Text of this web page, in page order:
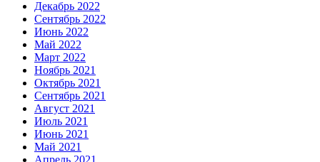
Декабрь 2022
Сентябрь 2022
Июнь 2022
Май 2022
Март 2022
Ноябрь 2021
Октябрь 2021
Сентябрь 2021
Август 2021
Июль 2021
Июнь 2021
Май 2021
Апрель 2021